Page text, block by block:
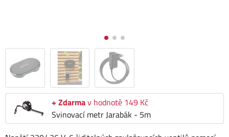
+ Zdarmav hodnotě 149 Kč
Svinovací metr Jarabák - 5m